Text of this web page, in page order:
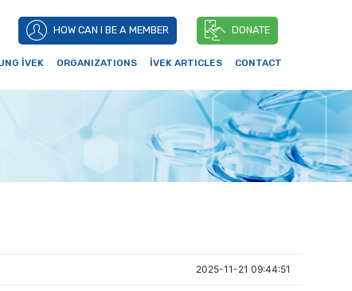
HOW CAN I BE A MEMBER DONATE
İVEK ORGANIZATIONS İVEK ARTICLES CONTACT
2025-11-21 09:44:51